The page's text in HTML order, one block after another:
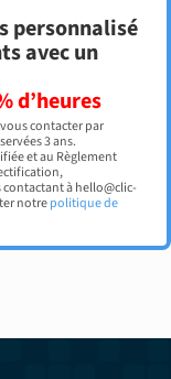
personnalisé
avec un
d’heures
contacter par
3 ans.
et au Règlement
à hello@clic-
notrepolitique de